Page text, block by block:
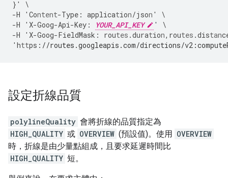
} '
\
-H 'Content-Type : application/json '
\
-H 'X-Goog-Api-Key : YOUR_API_KEY '
\
-H 'X-Goog-FieldMask : routes .duration, routes .distan
'https : //routes.googleapis.com/directions/
設定折線品質
polylineQuality 會將折線的品質指定為
HIGH_QUALITY 或 OVERVIEW (預設值)。使用 OVERVIEW
時，折線是由少量點組成，且要求延遲時間比
HIGH_QUALITY 短。